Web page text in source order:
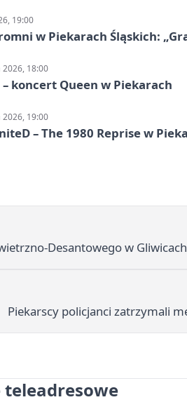
19:00
w Piekarach Śląskich:
18:00
– koncert Queen w Piekarach
19:00
– The 1980 Reprise w
Desantowego w
Piekarscy policjanci zatrzymali
teleadresowe